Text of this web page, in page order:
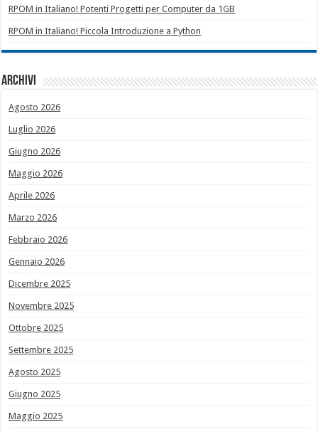
RPOM in Italiano! Potenti Progetti per Computer da 1GB
RPOM in Italiano! Piccola Introduzione a Python
Archivi
Agosto 2026
Luglio 2026
Giugno 2026
Maggio 2026
Aprile 2026
Marzo 2026
Febbraio 2026
Gennaio 2026
Dicembre 2025
Novembre 2025
Ottobre 2025
Settembre 2025
Agosto 2025
Giugno 2025
Maggio 2025